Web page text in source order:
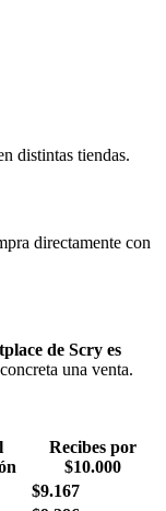
distintas tiendas.
directamente con
de Scry es
una venta.
Recibes por
$10.000
$9.167